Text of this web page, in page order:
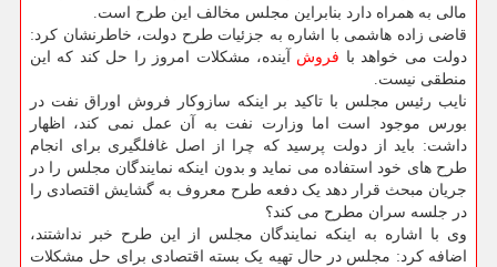
مالی به همراه دارد بنابراین مجلس مخالف این طرح است.
قاضی زاده هاشمی با اشاره به جزئیات طرح دولت، خاطرنشان کرد:
دولت می خواهد با فروش آینده، مشکلات امروز را حل کند که این
منطقی نیست.
نایب رئیس مجلس با تاکید بر اینکه سازوکار فروش اوراق نفت در
بورس موجود است اما وزارت نفت به آن عمل نمی کند، اظهار
داشت: باید از دولت پرسید که چرا از اصل غافلگیری برای انجام
طرح های خود استفاده می نماید و بدون اینکه نمایندگان مجلس را در
جریان مبحث قرار دهد یک دفعه طرح معروف به گشایش اقتصادی را
در جلسه سران مطرح می کند؟
وی با اشاره به اینکه نمایندگان مجلس از این طرح خبر نداشتند،
اضافه کرد: مجلس در حال تهیه یک بسته اقتصادی برای حل مشکلات